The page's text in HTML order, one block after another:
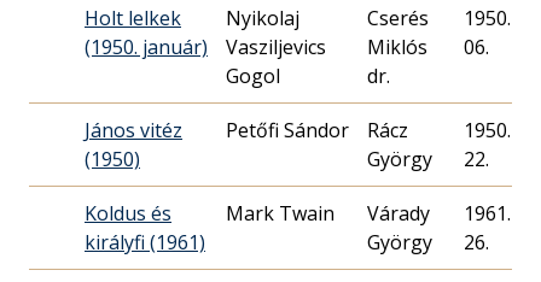
Holt lelkek
(1950. január)
Nyikolaj
Vasziljevics
Gogol
Cserés
Miklós
dr.
1950. 01.
06.
János vitéz
(1950)
Petőfi Sándor
Rácz
György
1950. 10.
22.
Koldus és
királyfi (1961)
Mark Twain
Várady
György
1961. 03.
26.